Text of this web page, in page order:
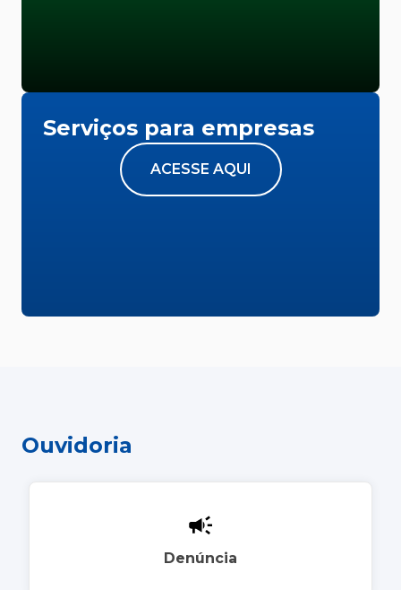
Serviços para empresas
ACESSE AQUI
Ouvidoria
Denúncia